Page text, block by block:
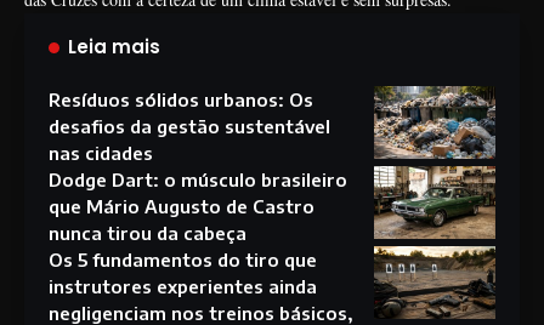
Leia mais
Resíduos sólidos urbanos: Os
desafios da gestão sustentável
nas cidades
Dodge Dart: o músculo brasileiro
que Mário Augusto de Castro
nunca tirou da cabeça
Os 5 fundamentos do tiro que
instrutores experientes ainda
negligenciam nos treinos básicos,